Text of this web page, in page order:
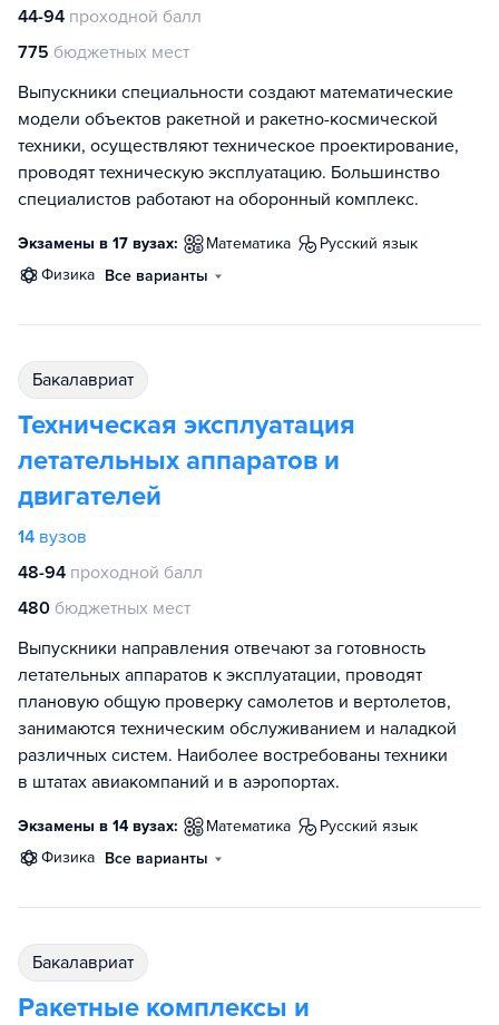
44-94 проходной балл
775 бюджетных мест
Выпускники специальности создают математические
модели объектов ракетной и ракетно-космической
техники, осуществляют техническое проектирование,
проводят техническую эксплуатацию. Большинство
специалистов работают на оборонный комплекс.
Экзамены в 17 вузах: математика
русский язык
физика Все варианты
бакалавриат
Техническая эксплуатация
летательных аппаратов и
двигателей
14 вузов
48-94 проходной балл
480 бюджетных мест
Выпускники направления отвечают за готовность
летательных аппаратов к эксплуатации, проводят
плановую общую проверку самолетов и вертолетов,
занимаются техническим обслуживанием и наладкой
различных систем. Наиболее востребованы техники
в штатах авиакомпаний и в аэропортах.
Экзамены в 14 вузах: математика
русский язык
физика Все варианты
бакалавриат
Ракетные комплексы и